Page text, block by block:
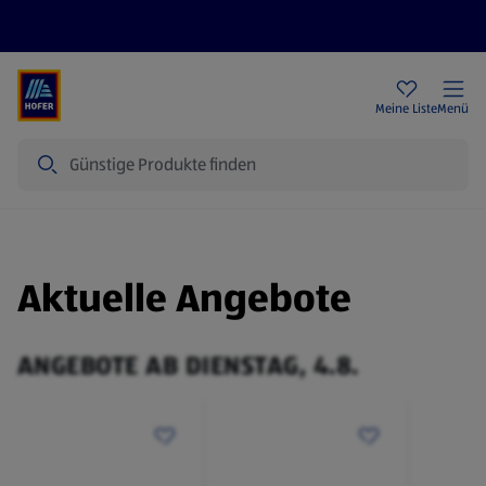
Meine ListeMenü
Aktuelle Angebote
ANGEBOTE AB DIENSTAG, 4.8.